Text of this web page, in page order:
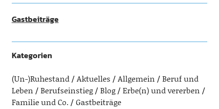
Gastbeiträge
Kategorien
(Un-)Ruhestand Aktuelles Allgemein
Beruf und
Leben
Berufseinstieg Blog
Erbe(n) und vererben
Familie und Co.
Gastbeiträge